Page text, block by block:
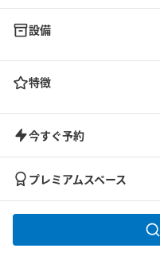
設備
特徴
今すぐ予約
プレミアムスペース